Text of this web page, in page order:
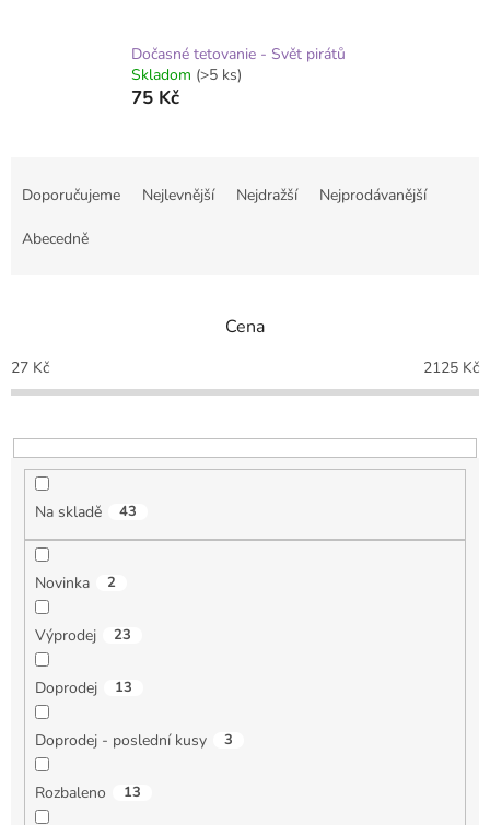
Dočasné tetovanie - Svět pirátů
Skladom (>5 ks)
75 Kč
o
d
k
t
Doporučujeme Nejlevnější Nejdražší Nejprodávanější
Abecedně
Cena
27 Kč 2125 Kč
Na skladě 43
Novinka 2
Výprodej 23
Doprodej 13
Doprodej - poslední kusy 3
Rozbaleno 13